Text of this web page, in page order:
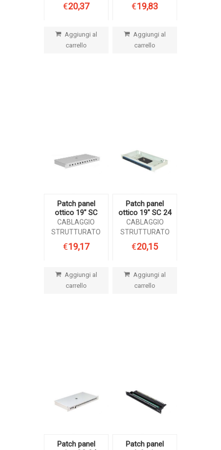
€20,37
Aggiungi al
carrello
€19,83
Aggiungi al
carrello
Patch panel
ottico 19″ SC
CABLAGGIO
STRUTTURATO
€19,17
Aggiungi al
carrello
Patch panel
ottico 19″ SC 24
CABLAGGIO
STRUTTURATO
€20,15
Aggiungi al
carrello
Patch panel
Patch panel